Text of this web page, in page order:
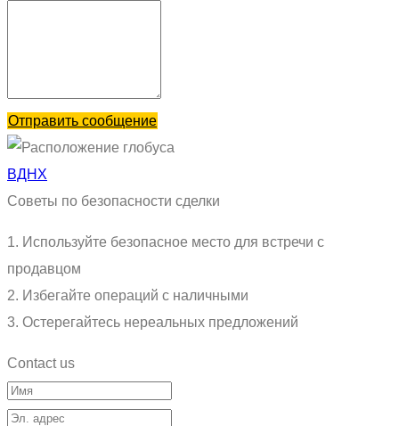
Отправить сообщение
ВДНХ
Советы по безопасности сделки
1. Используйте безопасное место для встречи с
продавцом
2. Избегайте операций с наличными
3. Остерегайтесь нереальных предложений
Contact us